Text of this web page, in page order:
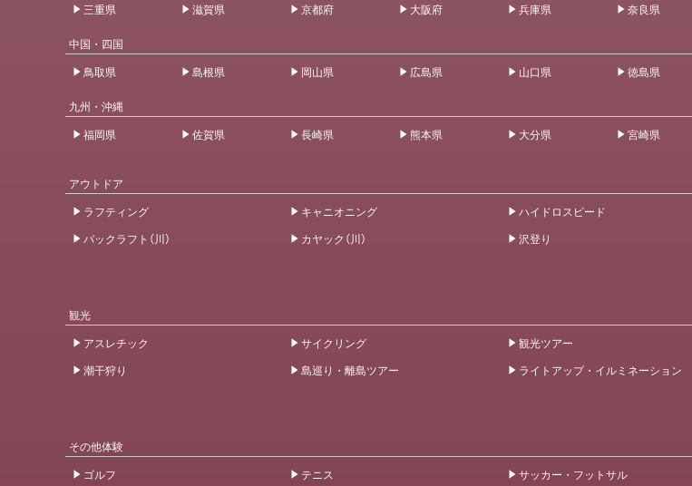
三重県
滋賀県 京都府 大阪府 兵庫県 奈良県
中国・四国
鳥取県
島根県 岡山県 広島県 山口県 徳島県
九州・沖縄
福岡県
佐賀県 長崎県 熊本県 大分県 宮崎県
アウトドア
ラフティング
キャニオニング ハイドロスピード
パックラフト（川）
カヤック（川） 沢登り
観光
アスレチック
サイクリング 観光ツアー
潮干狩り
島巡り・離島ツアー ライトアップ・イルミネーション
その他体験
ゴルフ
テニス サッカー・フットサル